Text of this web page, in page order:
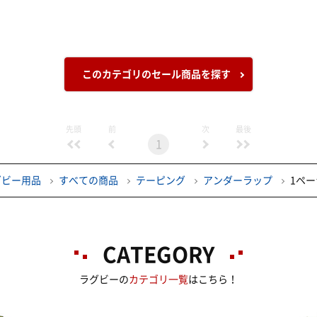
このカテゴリのセール商品を探す
先頭 前
1
次 最後
ー用品 すべての商品 テーピング アンダーラップ 1ペ
CATEGORY
ラグビーのカテゴリ一覧はこちら！